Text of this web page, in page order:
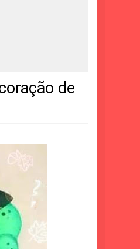
de